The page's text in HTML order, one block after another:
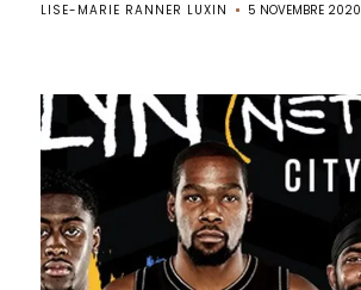
LISE-MARIE RANNER LUXIN 5 NOVEMBRE 2020